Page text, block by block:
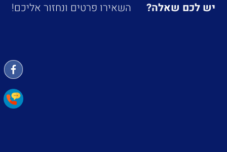
יש לכם שאלה? השאירו פרטים ונחזור אליכם!